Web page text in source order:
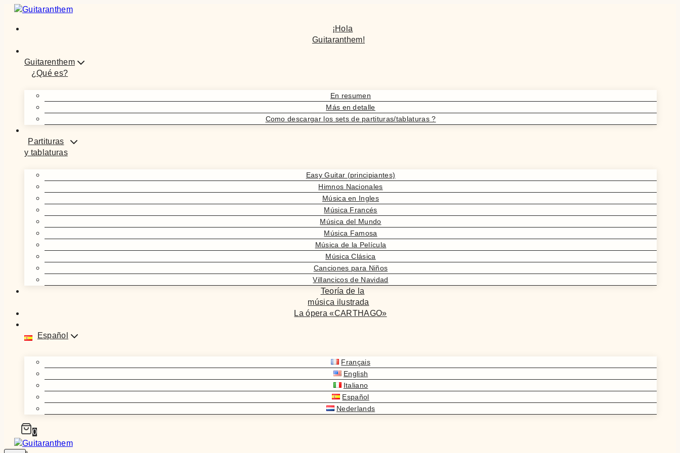
Saltar
contenido
¡Hola
Guitaranthem!
Guitarenthem
¿Qué es?
En resumen
Más en detalle
Como descargar los sets de partituras/tablaturas ?
Partituras
y tablaturas
Easy Guitar (principiantes)
Himnos Nacionales
Música en Ingles
Música Francés
Música del Mundo
Música Famosa
Música de la Película
Música Clásica
Canciones para Niños
Villancicos de Navidad
Teoría de la
música ilustrada
La ópera «CARTHAGO»
Español
Français
English
Italiano
Español
Nederlands
0